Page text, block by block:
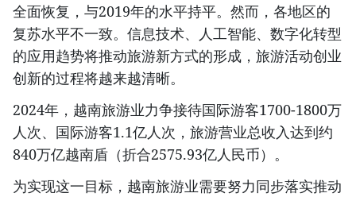
全面恢复，与2019年的水平持平。然而，各地区的
复苏水平不一致。信息技术、人工智能、数字化转型
的应用趋势将推动旅游新方式的形成，旅游活动创业
创新的过程将越来越清晰。
2024年，越南旅游业力争接待国际游客1700-1800万
人次、国际游客1.1亿人次，旅游营业总收入达到约
840万亿越南盾（折合2575.93亿人民币）。
为实现这一目标，越南旅游业需要努力同步落实推动